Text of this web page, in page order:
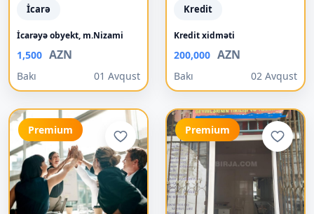
İcarə
İcarəyə obyekt, m.Nizami
1,500 AZN
Bakı 01 Avqust
Kredit
Kredit xidməti
200,000 AZN
Bakı 02 Avqust
Premium Premium